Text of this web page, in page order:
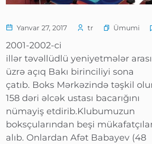
Yanvar 27, 2017 tr Ümumi
2001-2002-ci
illər təvəllüdlü yeniyetmələr
üzrə açıq Bakı birinciliyi sona
çatıb. Boks Mərkəzində təşkil
158 dəri əlcək ustası bacarığını
nümayiş etdirib.Klubumuzun
boksçularından beşi
alıb. Onlardan Afət Babayev (48